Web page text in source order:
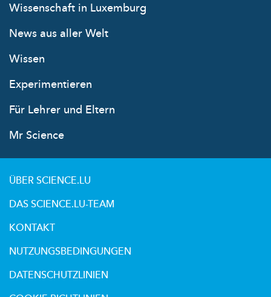
Wissenschaft in Luxemburg
News aus aller Welt
Wissen
Experimentieren
Für Lehrer und Eltern
Mr Science
ÜBER SCIENCE.LU
DAS SCIENCE.LU-TEAM
KONTAKT
NUTZUNGSBEDINGUNGEN
DATENSCHUTZLINIEN